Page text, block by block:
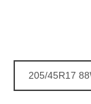
205/45R17